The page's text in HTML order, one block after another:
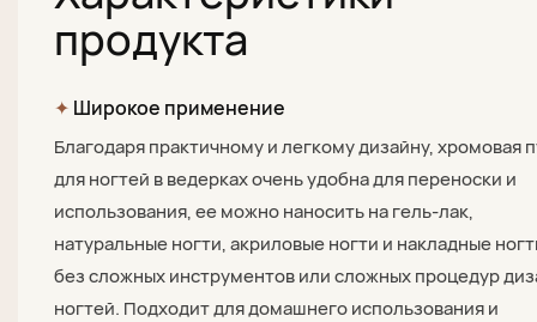
продукта
✦ Широкое применение
Благодаря практичному и легкому дизайну, хромовая
для ногтей в ведерках очень удобна для переноски и
использования, ее можно наносить на гель-лак,
натуральные ногти, акриловые ногти и накладные
без сложных инструментов или сложных процедур
ногтей. Подходит для домашнего использования и